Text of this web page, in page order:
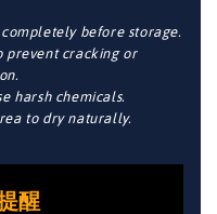
before storage.
prevent cracking or
harsh chemicals.
to dry naturally.
醒